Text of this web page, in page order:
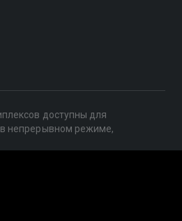
доступны для
непрерывном режиме,